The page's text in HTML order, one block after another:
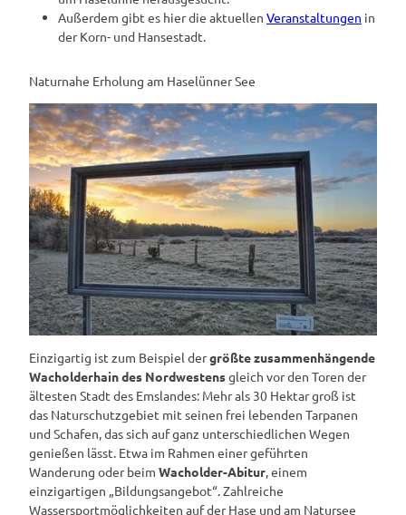
Außerdem gibt es hier die aktuellen Veranstaltungen in
der Korn- und Hansestadt.
Naturnahe Erholung am Haselünner See
Einzigartig ist zum Beispiel dergrößte zusammenhängende
Wacholderhain des Nordwestensgleich vor den Toren der
ältesten Stadt des Emslandes: Mehr als 30 Hektar groß ist
das Naturschutzgebiet mit seinen frei lebenden Tarpanen
und Schafen, das sich auf ganz unterschiedlichen Wegen
genießen lässt. Etwa im Rahmen einer geführten
Wanderung oder beim Wacholder-Abitur, einem
einzigartigen „Bildungsangebot“. Zahlreiche
Wassersportmöglichkeiten auf der Hase und am Natursee